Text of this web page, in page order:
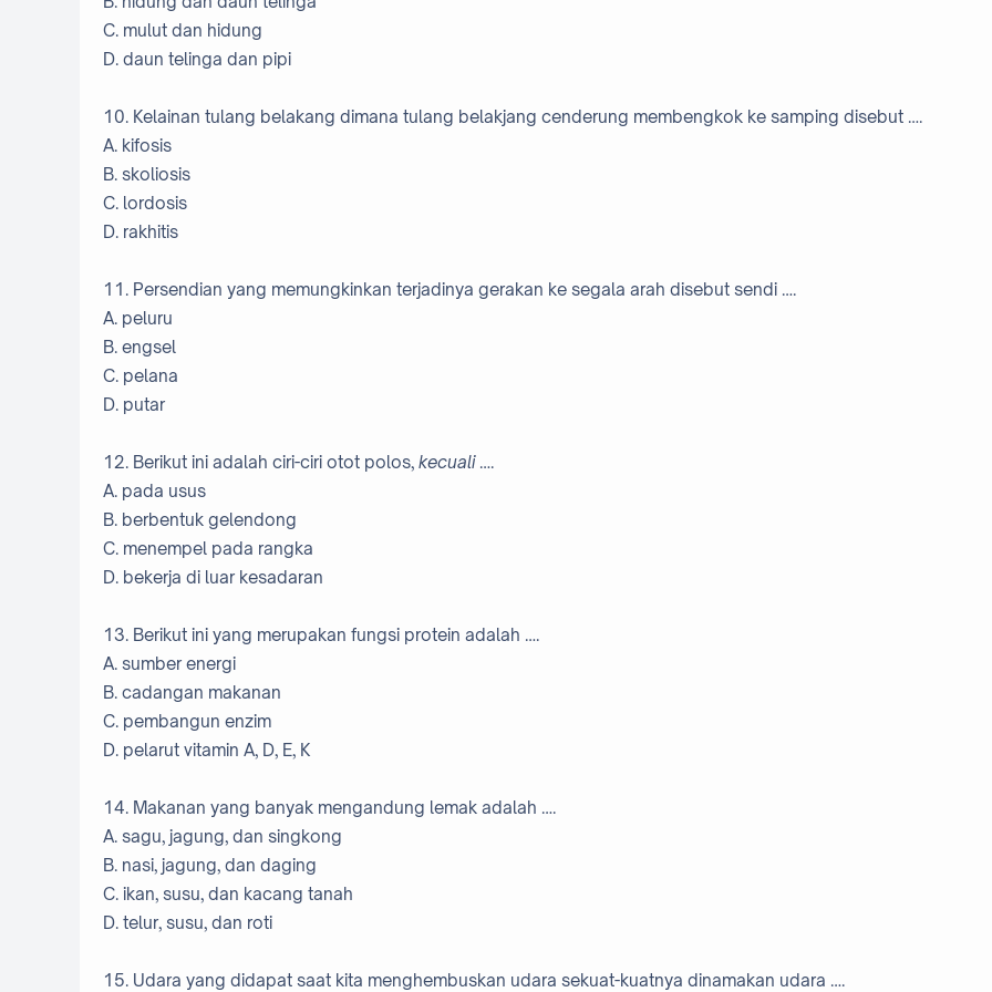
C. mulut dan hidung
D. daun telinga dan pipi
10. Kelainan tulang belakang dimana tulang belakjang cenderung membengkok ke samping disebut ….
A. kifosis
B. skoliosis
C. lordosis
D. rakhitis
11. Persendian yang memungkinkan terjadinya gerakan ke segala arah disebut sendi ….
A. peluru
B. engsel
C. pelana
D. putar
12. Berikut ini adalah ciri-ciri otot polos, kecuali….
A. pada usus
B. berbentuk gelendong
C. menempel pada rangka
D. bekerja di luar kesadaran
13. Berikut ini yang merupakan fungsi protein adalah ….
A. sumber energi
B. cadangan makanan
C. pembangun enzim
D. pelarut vitamin A, D, E, K
14. Makanan yang banyak mengandung lemak adalah ….
A. sagu, jagung, dan singkong
B. nasi, jagung, dan daging
C. ikan, susu, dan kacang tanah
D. telur, susu, dan roti
15. Udara yang didapat saat kita menghembuskan udara sekuat-kuatnya dinamakan udara ….